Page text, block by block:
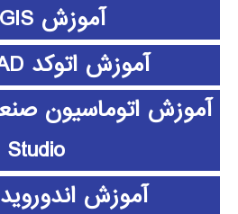
آموزش ArcGIS
آموزش اتوکد AUTOCAD
Studio
آموزش اندوروید android